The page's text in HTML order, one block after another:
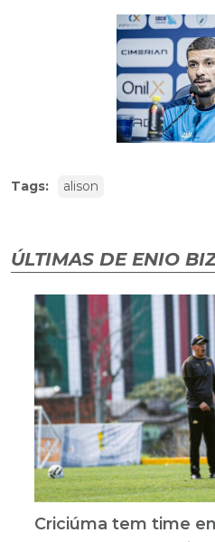
Tags: alison
ÚLTIMAS DE ENIO
Criciúma tem time